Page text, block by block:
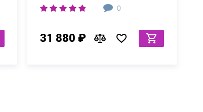
0
31 880 ₽